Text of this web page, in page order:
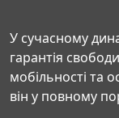
У сучасному
гарантія
мобільності та
він у повному